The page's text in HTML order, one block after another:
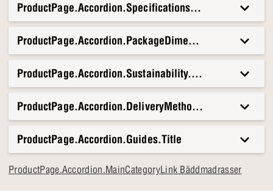
ProductPage.Accordion.Specifications.Title
ProductPage.Accordion.Sustainability.Title
ProductPage.Accordion.DeliveryMethods.Title
ProductPage.Accordion.Guides.Title
ProductPage.Accordion.MainCategoryLink Bäddmadrasser